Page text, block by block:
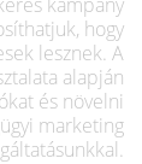
hogy
lesznek. A
alapján
és növelni
marketing